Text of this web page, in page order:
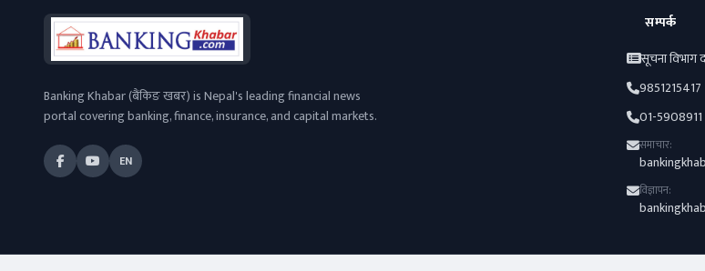
Banking Khabar (बैंकिङ खबर) is Nepal's leading financial news
portal covering banking, finance, insurance, and capital markets.
EN
सम्पर्क
सूचना विभाग
9851215417
01-5908911
समाचार:
विज्ञापन: